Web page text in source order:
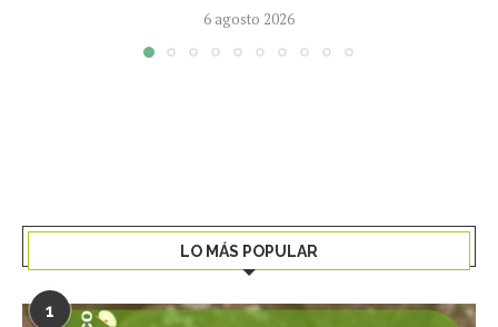
6 agosto 2026
LO MÁS POPULAR
1